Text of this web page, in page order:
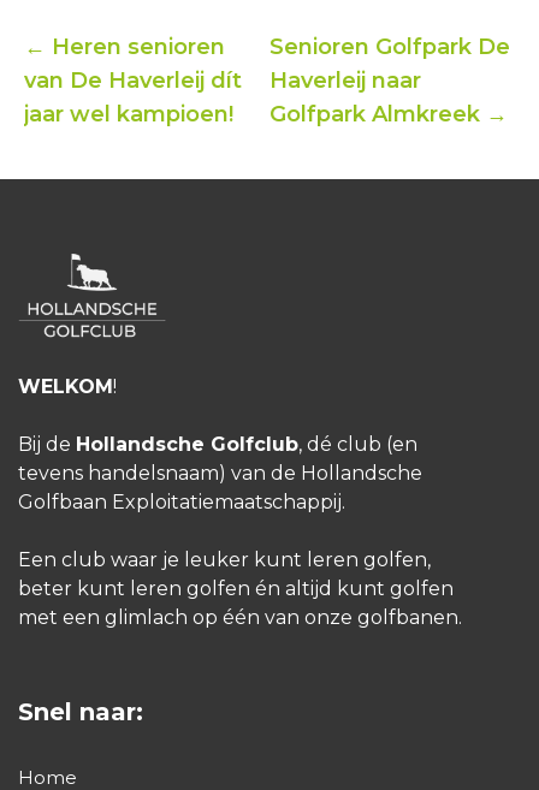
← Heren senioren
van De Haverleij dít
jaar wel kampioen!
Senioren Golfpark De
Haverleij naar
Golfpark Almkreek →
WELKOM!
Bij de Hollandsche Golfclub, dé club (en
tevens handelsnaam) van de Hollandsche
Golfbaan Exploitatiemaatschappij.
Een club waar je leuker kunt leren golfen,
beter kunt leren golfen én altijd kunt golfen
met een glimlach op één van onze golfbanen.
Snel naar:
Home